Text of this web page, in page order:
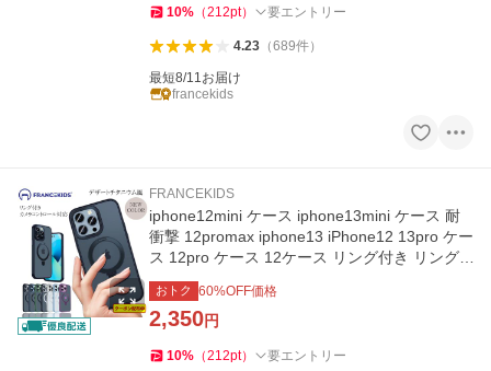
10% （212pt） 要エントリー
4.23（689件）
最短8/11お届け
francekids
FRANCEKIDS
iphone12mini ケース iphone13mini ケース 耐
衝撃 12promax iphone13 iPhone12 13pro ケー
ス 12pro ケース 12ケース リング付き リング
回転 magsafeケース
おトク 60%OFF価格
2,350円
10% （212pt） 要エントリー